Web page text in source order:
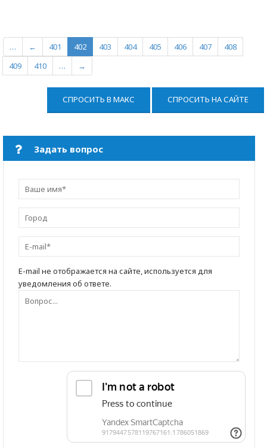
… ← 401 402 403 404 405 406 407
408
409
410 … →
СПРОСИТЬ В МАКС СПРОСИТЬ НА САЙТЕ
Задать вопрос
E-mail не отображается на сайте, используется для
уведомления об ответе.